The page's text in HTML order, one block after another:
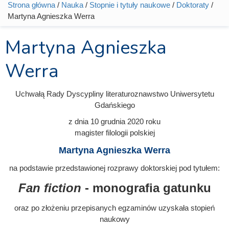
Jesteś tutaj
Strona główna / Nauka / Stopnie i tytuły naukowe / Doktoraty /
Martyna Agnieszka Werra
Martyna Agnieszka
Werra
Uchwałą Rady Dyscypliny literaturoznawstwo Uniwersytetu
Gdańskiego
z dnia 10 grudnia 2020 roku
magister filologii polskiej
Martyna Agnieszka Werra
na podstawie przedstawionej rozprawy doktorskiej pod tytułem:
Fan fiction - monografia gatunku
oraz po złożeniu przepisanych egzaminów uzyskała stopień
naukowy